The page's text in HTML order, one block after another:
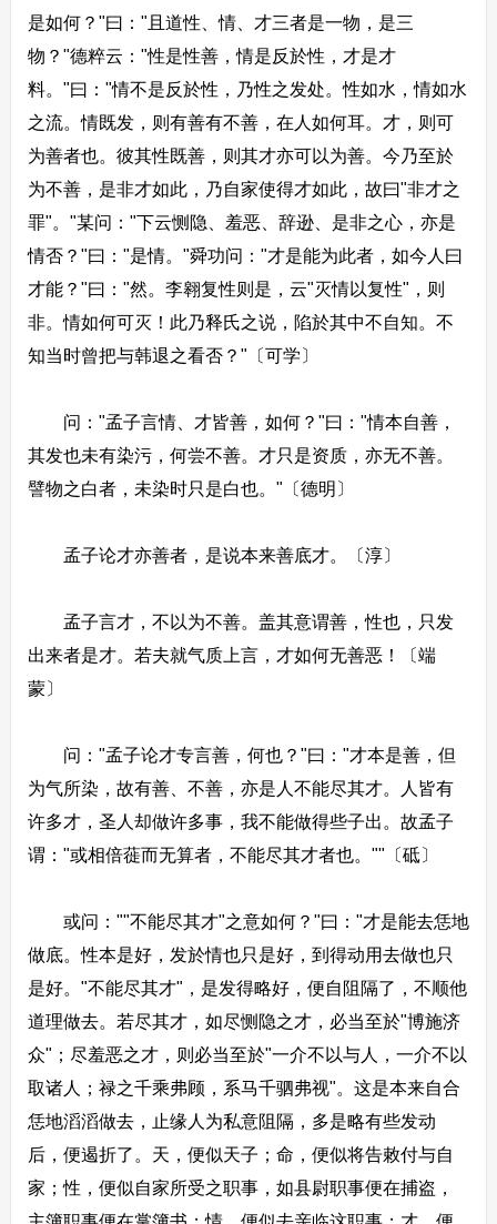
是如何？"曰："且道性、情、才三者是一物，是三
物？"德粹云："性是性善，情是反於性，才是才
料。"曰："情不是反於性，乃性之发处。性如水，情如水
之流。情既发，则有善有不善，在人如何耳。才，则可
为善者也。彼其性既善，则其才亦可以为善。今乃至於
为不善，是非才如此，乃自家使得才如此，故曰"非才之
罪"。"某问："下云恻隐、羞恶、辞逊、是非之心，亦是
情否？"曰："是情。"舜功问："才是能为此者，如今人曰
才能？"曰："然。李翱复性则是，云"灭情以复性"，则
非。情如何可灭！此乃释氏之说，陷於其中不自知。不
知当时曾把与韩退之看否？"〔可学〕
问："孟子言情、才皆善，如何？"曰："情本自善，
其发也未有染污，何尝不善。才只是资质，亦无不善。
譬物之白者，未染时只是白也。"〔德明〕
孟子论才亦善者，是说本来善底才。〔淳〕
孟子言才，不以为不善。盖其意谓善，性也，只发
出来者是才。若夫就气质上言，才如何无善恶！〔端
蒙〕
问："孟子论才专言善，何也？"曰："才本是善，但
为气所染，故有善、不善，亦是人不能尽其才。人皆有
许多才，圣人却做许多事，我不能做得些子出。故孟子
谓："或相倍蓰而无算者，不能尽其才者也。""〔砥〕
或问：""不能尽其才"之意如何？"曰："才是能去恁地
做底。性本是好，发於情也只是好，到得动用去做也只
是好。"不能尽其才"，是发得略好，便自阻隔了，不顺他
道理做去。若尽其才，如尽恻隐之才，必当至於"博施济
众"；尽羞恶之才，则必当至於"一介不以与人，一介不以
取诸人；禄之千乘弗顾，系马千驷弗视"。这是本来自合
恁地滔滔做去，止缘人为私意阻隔，多是略有些发动
后，便遏折了。天，便似天子；命，便似将告敕付与自
家；性，便似自家所受之职事，如县尉职事便在捕盗，